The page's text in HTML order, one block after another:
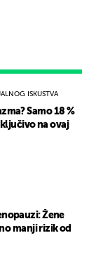
ISKUSTVA
Samo 18 %
na ovaj
Žene
manji rizik od